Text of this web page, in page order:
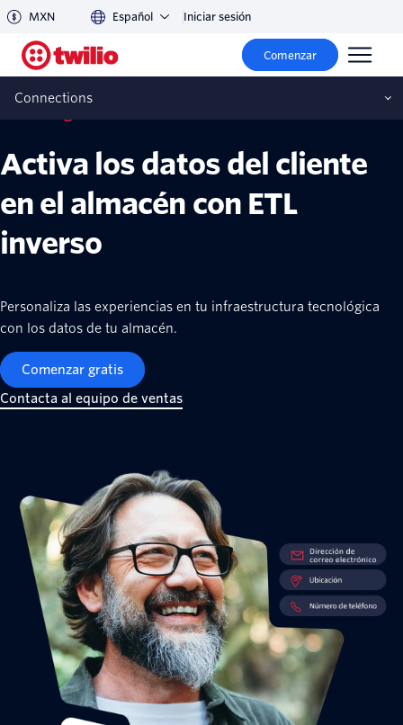
MXN Español Iniciar sesión
Comenzar
Connections
Activa los datos del cliente
en el almacén con ETL
inverso
Personaliza las experiencias en tu infraestructura tecnológica
con los datos de tu almacén.
Comenzar gratis
Contacta al equipo de ventas